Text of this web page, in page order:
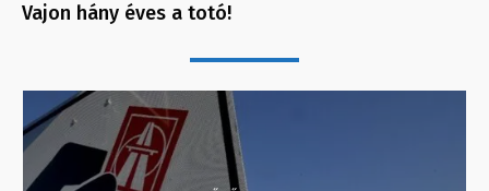
Vajon hány éves a totó!